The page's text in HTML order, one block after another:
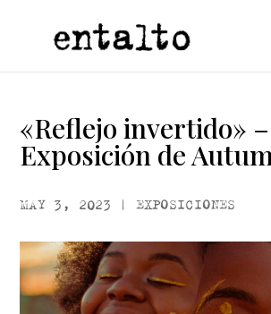
«Reflejo invertido» –
Exposición de
MAY 3, 2023 |EXPOSICIONES